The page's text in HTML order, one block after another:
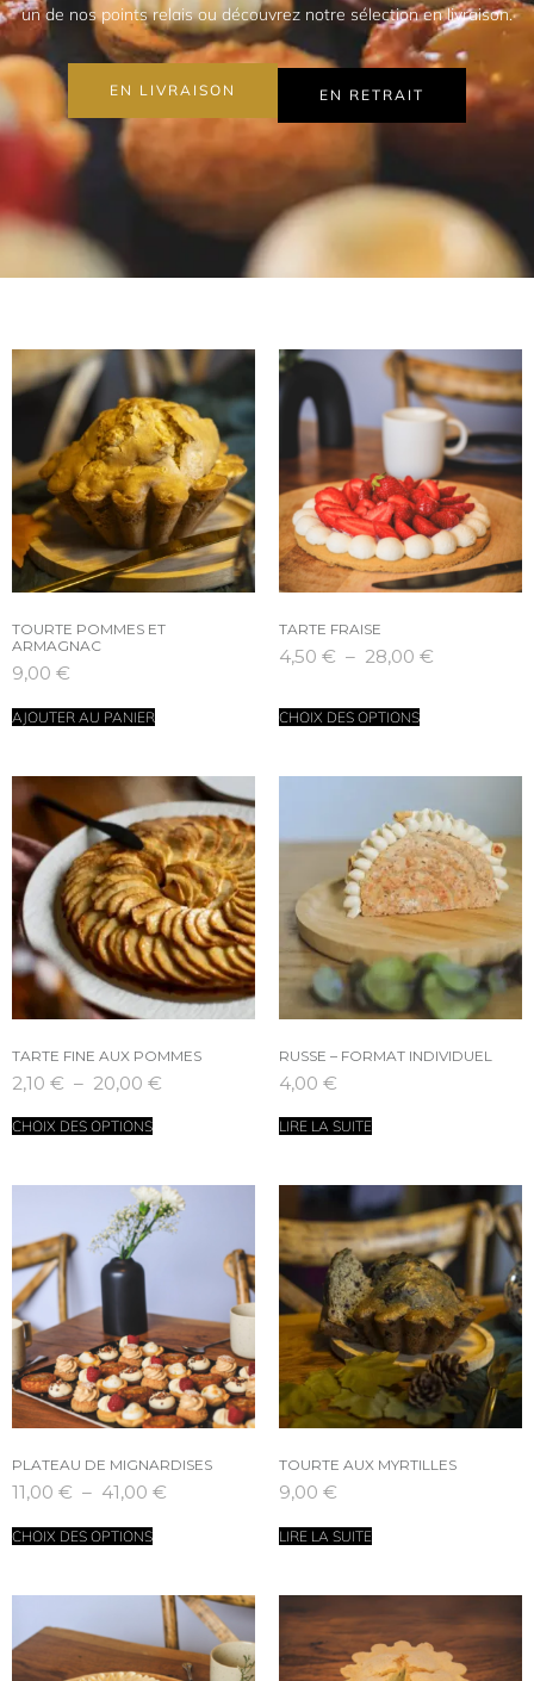
un de nos points relais ou découvrez notre sélection en livraison.
EN LIVRAISON EN RETRAIT
TOURTE POMMES ET
ARMAGNAC
9,00 €
AJOUTER AU PANIER
TARTE FRAISE
4,50 € – 28,00 €
CHOIX DES OPTIONS
TARTE FINE AUX POMMES
2,10 € – 20,00 €
CHOIX DES OPTIONS
RUSSE – FORMAT INDIVIDUEL
4,00 €
LIRE LA SUITE
PLATEAU DE MIGNARDISES
11,00 € – 41,00 €
CHOIX DES OPTIONS
TOURTE AUX MYRTILLES
9,00 €
LIRE LA SUITE